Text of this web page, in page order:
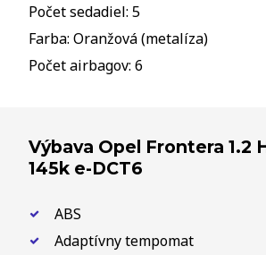
Počet sedadiel: 5
Farba: Oranžová (metalíza)
Počet airbagov: 6
Výbava Opel Frontera 1.2
145k e-DCT6
ABS
Adaptívny tempomat